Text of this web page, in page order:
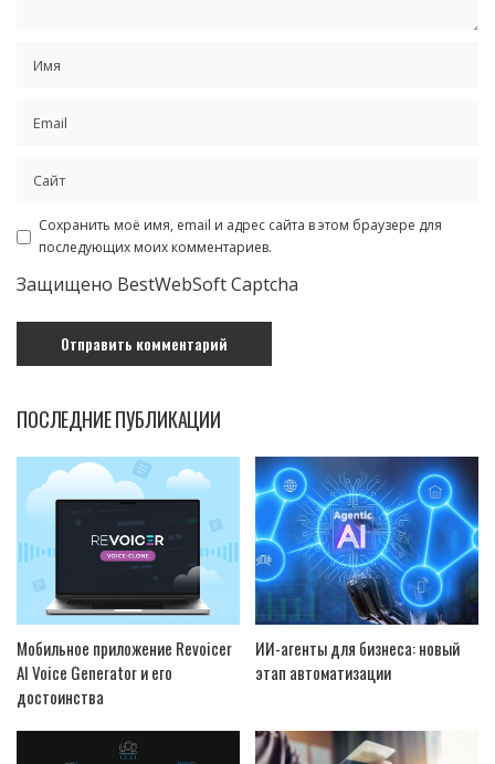
Сохранить моё имя, email и адрес сайта в этом браузере для
последующих моих комментариев.
Защищено BestWebSoft Captcha
ПОСЛЕДНИЕ ПУБЛИКАЦИИ
Мобильное приложение Revoicer
AI Voice Generator и его
достоинства
ИИ-агенты для бизнеса: новый
этап автоматизации